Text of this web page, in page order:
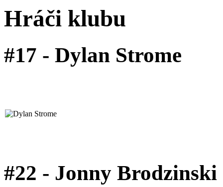
Hráči klubu
#17 - Dylan Strome
#22 - Jonny Brodzinski